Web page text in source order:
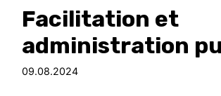
Facilitation et
administration
09.08.2024